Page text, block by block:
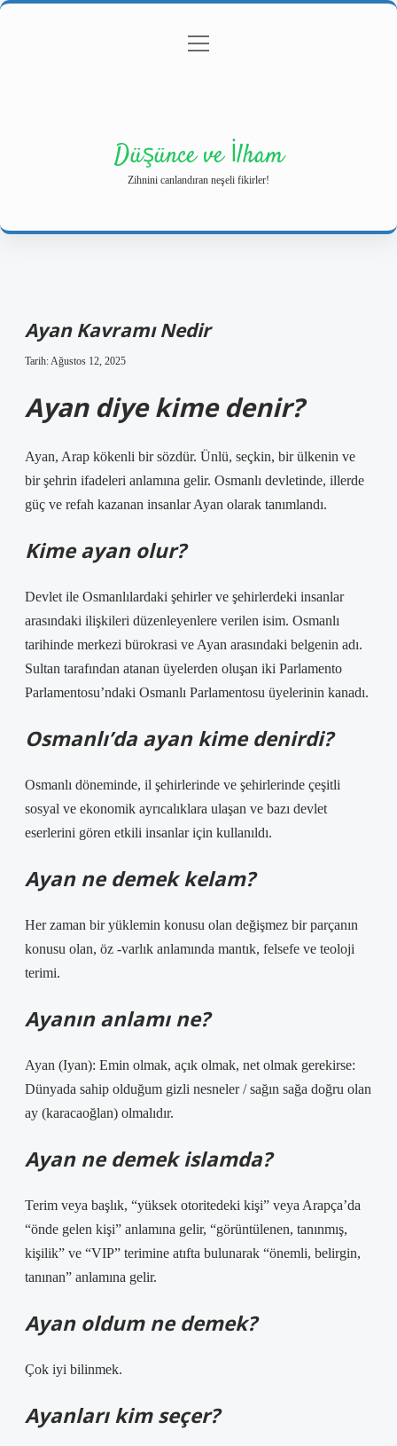
Gizlilik Politikası
menüyü
Düşünce ve İlham
Zihnini canlandıran neşeli fikirler!
Ayan Kavramı Nedir
Tarih: Ağustos 12, 2025
Ayan diye kime denir?
Ayan, Arap kökenli bir sözdür. Ünlü, seçkin, bir ülkenin ve
bir şehrin ifadeleri anlamına gelir. Osmanlı devletinde, illerde
güç ve refah kazanan insanlar Ayan olarak tanımlandı.
Kime ayan olur?
Devlet ile Osmanlılardaki şehirler ve şehirlerdeki insanlar
arasındaki ilişkileri düzenleyenlere verilen isim. Osmanlı
tarihinde merkezi bürokrasi ve Ayan arasındaki belgenin adı.
Sultan tarafından atanan üyelerden oluşan iki Parlamento
Parlamentosu’ndaki Osmanlı Parlamentosu üyelerinin kanadı.
Osmanlı’da ayan kime denirdi?
Osmanlı döneminde, il şehirlerinde ve şehirlerinde çeşitli
sosyal ve ekonomik ayrıcalıklara ulaşan ve bazı devlet
eserlerini gören etkili insanlar için kullanıldı.
Ayan ne demek kelam?
Her zaman bir yüklemin konusu olan değişmez bir parçanın
konusu olan, öz -varlık anlamında mantık, felsefe ve teoloji
terimi.
Ayanın anlamı ne?
Ayan (Iyan): Emin olmak, açık olmak, net olmak gerekirse:
Dünyada sahip olduğum gizli nesneler / sağın sağa doğru olan
ay (karacaoğlan) olmalıdır.
Ayan ne demek islamda?
Terim veya başlık, “yüksek otoritedeki kişi” veya Arapça’da
“önde gelen kişi” anlamına gelir, “görüntülenen, tanınmış,
kişilik” ve “VIP” terimine atıfta bulunarak “önemli, belirgin,
tanınan” anlamına gelir.
Ayan oldum ne demek?
Çok iyi bilinmek.
Ayanları kim seçer?